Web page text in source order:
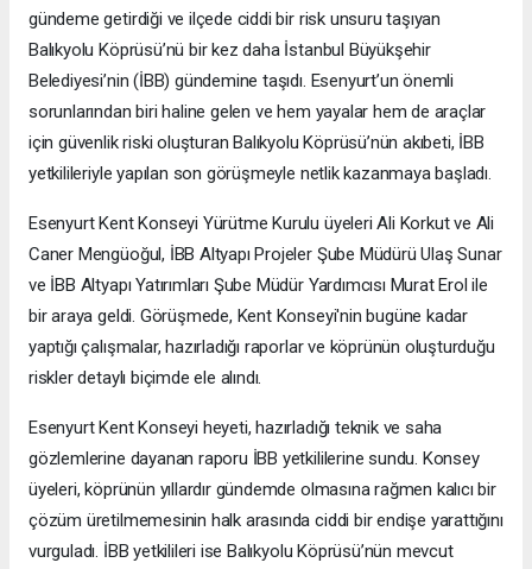
gündeme getirdiği ve ilçede ciddi bir risk unsuru taşıyan
Balıkyolu Köprüsü’nü bir kez daha İstanbul Büyükşehir
Belediyesi’nin (İBB) gündemine taşıdı. Esenyurt’un önemli
sorunlarından biri haline gelen ve hem yayalar hem de araçlar
için güvenlik riski oluşturan Balıkyolu Köprüsü’nün akıbeti, İBB
yetkilileriyle yapılan son görüşmeyle netlik kazanmaya başladı.
Esenyurt Kent Konseyi Yürütme Kurulu üyeleri Ali Korkut ve Ali
Caner Mengüoğul, İBB Altyapı Projeler Şube Müdürü Ulaş Sunar
ve İBB Altyapı Yatırımları Şube Müdür Yardımcısı Murat Erol ile
bir araya geldi. Görüşmede, Kent Konseyi'nin bugüne kadar
yaptığı çalışmalar, hazırladığı raporlar ve köprünün oluşturduğu
riskler detaylı biçimde ele alındı.
Esenyurt Kent Konseyi heyeti, hazırladığı teknik ve saha
gözlemlerine dayanan raporu İBB yetkililerine sundu. Konsey
üyeleri, köprünün yıllardır gündemde olmasına rağmen kalıcı bir
çözüm üretilmemesinin halk arasında ciddi bir endişe yarattığını
vurguladı. İBB yetkilileri ise Balıkyolu Köprüsü’nün mevcut